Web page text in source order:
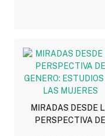
MIRADAS DESDE
PERSPECTIVA